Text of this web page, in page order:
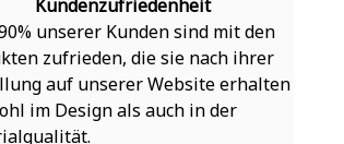
Kundenzufriedenheit
unserer Kunden sind mit den
zufrieden, die sie nach ihrer
auf unserer Website erhalten
im Design als auch in der